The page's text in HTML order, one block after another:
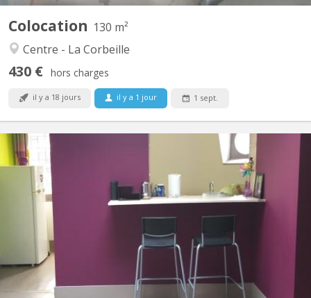
Colocation 130 m²
Centre - La Corbeille
430 € hors charges
il y a 18 jours il y a 1 jour 1 sept.
KN 2513
Appartement entièrement meublé et autonome au dessus d'une
habitation familiale à Jambes (centre-ville). Ambiance calme et
studieuse. Location pour deux étudiant(e)s. 2 chambres - Grand
salon - Cuisine entièrement équipée - Salle de bain avec douche
et WC - TV et Internet. Facilités de parking...